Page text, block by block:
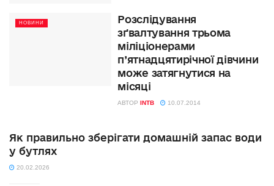
НОВИНИ
Розслідування
зґвалтування трьома
міліціонерами
п’ятнадцятирічної дівчини
може затягнутися на
місяці
АВТОР INTB 10.07.2014
Як правильно зберігати домашній запас води
у бутлях
20.02.2026